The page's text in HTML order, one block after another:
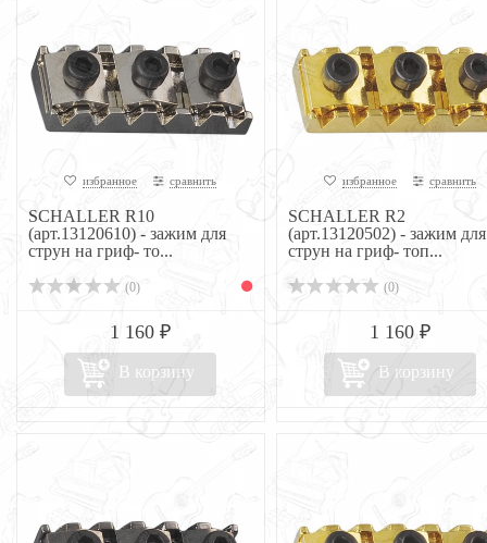
избранное сравнить
SCHALLER R10
(арт.13120610) - зажим для
струн на гриф- то...
(0)
1 160 ₽
В корзину
избранное сравнить
SCHALLER R2
(арт.13120502) - зажим для
струн на гриф- топ...
(0)
1 160 ₽
В корзину